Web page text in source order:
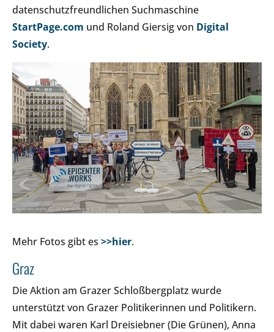
datenschutzfreundlichen Suchmaschine
StartPage.com und Roland Giersig von Digital
Society.
Mehr Fotos gibt es >>hier.
Graz
Die Aktion am Grazer Schloßbergplatz wurde
unterstützt von Grazer Politikerinnen und Politikern.
Mit dabei waren Karl Dreisiebner (Die Grünen), Anna